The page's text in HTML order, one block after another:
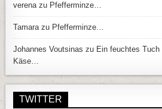
verenazu Pfefferminze…
Tamarazu Pfefferminze…
Johannes Voutsinas zu Ein feuchtes Tuch
Käse…
TWITTER